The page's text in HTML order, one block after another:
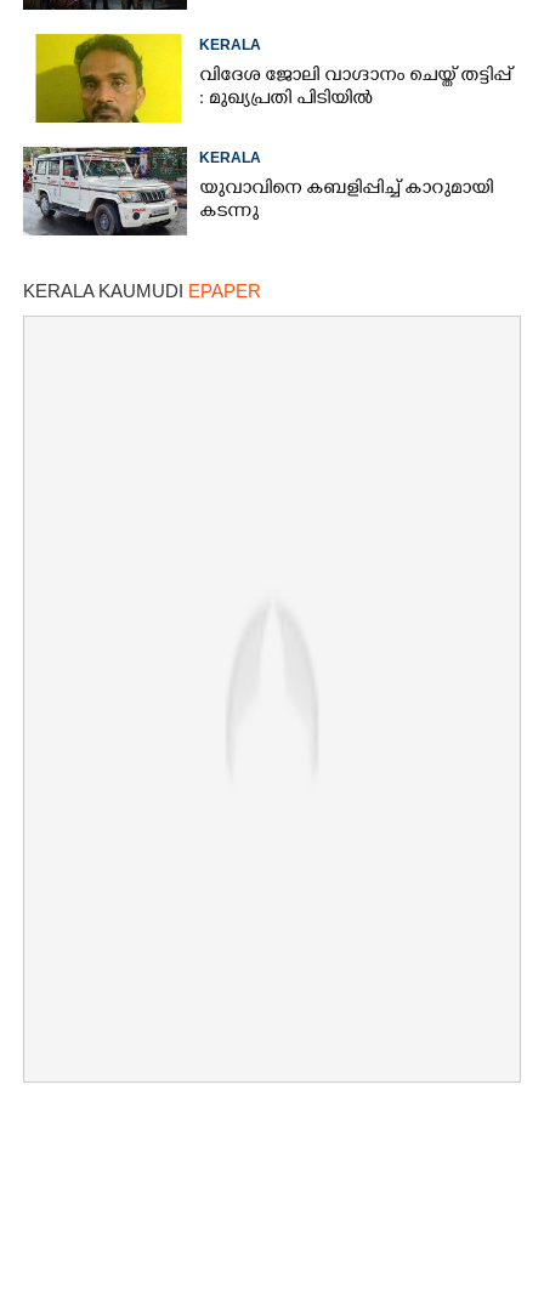
KERALA
വിദേശ ജോലി വാഗ്ദാനം ചെയ്ത് തട്ടിപ്പ്
: മുഖ്യപ്രതി പിടിയിൽ
KERALA
യുവാവിനെ കബളിപ്പിച്ച് കാറുമായി
കടന്നു
KERALA KAUMUDI EPAPER